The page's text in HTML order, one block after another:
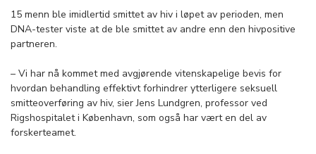
15 menn ble imidlertid smittet av hiv i løpet av perioden, men
DNA-tester viste at de ble smittet av andre enn den hivpositive
partneren.
– Vi har nå kommet med avgjørende vitenskapelige bevis for
hvordan behandling effektivt forhindrer ytterligere seksuell
smitteoverføring av hiv, sier Jens Lundgren, professor ved
Rigshospitalet i København, som også har vært en del av
forskerteamet.